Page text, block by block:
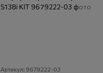
Артикул: 9679222-03